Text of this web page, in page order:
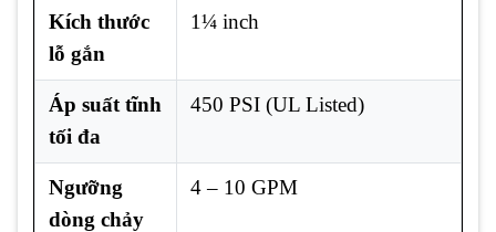
Kích thước
lỗ gắn
1¼ inch
Áp suất tĩnh
tối đa
450 PSI (UL Listed)
Ngưỡng
dòng chảy
4 – 10 GPM